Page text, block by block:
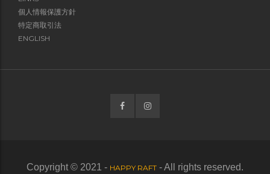
個人情報保護方針
特定商取引法
ENGLISH
Copyright © 2021 - HAPPY RAFT - All rights reserved.